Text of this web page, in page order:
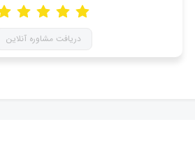
دریافت مشاوره آنلاین